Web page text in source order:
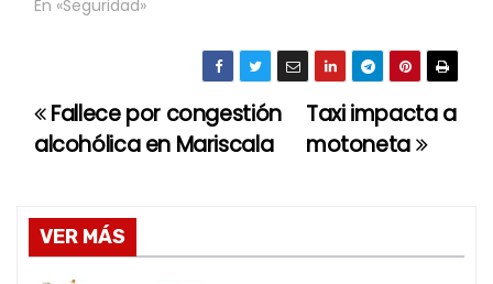
En «Seguridad»
N
v
e
Taxi impacta a
motoneta
Fallece por congestión
alcohólica en Mariscala
VER MÁS